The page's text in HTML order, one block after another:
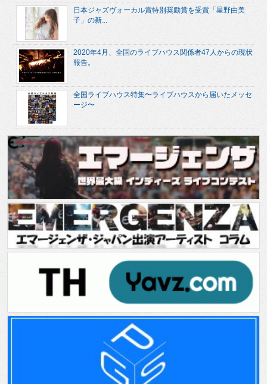
日本ジャズヴォーカル賞特別奨励賞を受賞「星野由美
子」の新...
2020年4月、全国のライブハウス関係者47人からの現状
報告。
全国ライブハウス特集〜ライブハウスから届いたメッセ
ージ〜